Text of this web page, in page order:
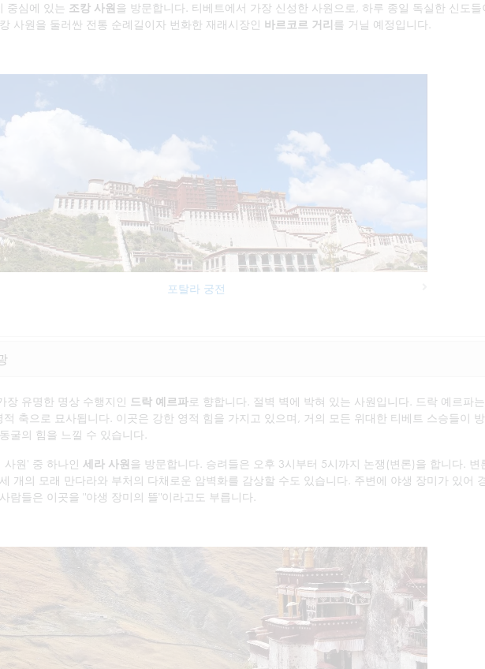
중심에 있는 조캉 사원 을 방문합니다. 티베트에서 가장 신성한 사원으로, 하루 종일 독실한 신도들
사원을 둘러싼 전통 순례길이자 번화한 재래시장인 바르코르 거리 를 거닐 예정입니다.
포탈라 궁전
장 유명한 명상 수행지인 드락 예르파로 향합니다. 절벽 벽에 박혀 있는 사원입니다. 드락 예르파
축으로 묘사됩니다. 이곳은 강한 영적 힘을 가지고 있으며, 거의 모든 위대한 티베트 스승들이
굴의 힘을 느낄 수 있습니다.
사원' 중 하나인 세라 사원을 방문합니다. 승려들은 오후 3시부터 5시까지 논쟁(변론)을 합니다. 변
개의 모래 만다라와 부처의 다채로운 암벽화를 감상할 수도 있습니다. 주변에 야생 장미가 있어
람들은 이곳을 "야생 장미의 뜰"이라고도 부릅니다.